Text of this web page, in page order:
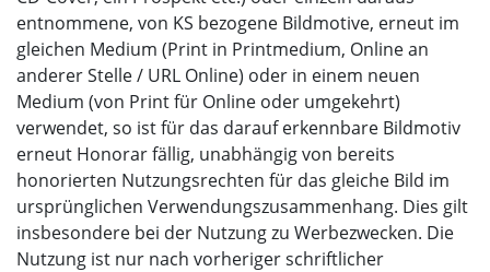
entnommene, von KS bezogene Bildmotive, erneut im
gleichen Medium (Print in Printmedium, Online an
anderer Stelle / URL Online) oder in einem neuen
Medium (von Print für Online oder umgekehrt)
verwendet, so ist für das darauf erkennbare Bildmotiv
erneut Honorar fällig, unabhängig von bereits
honorierten Nutzungsrechten für das gleiche Bild im
ursprünglichen Verwendungszusammenhang. Dies gilt
insbesondere bei der Nutzung zu Werbezwecken. Die
Nutzung ist nur nach vorheriger schriftlicher